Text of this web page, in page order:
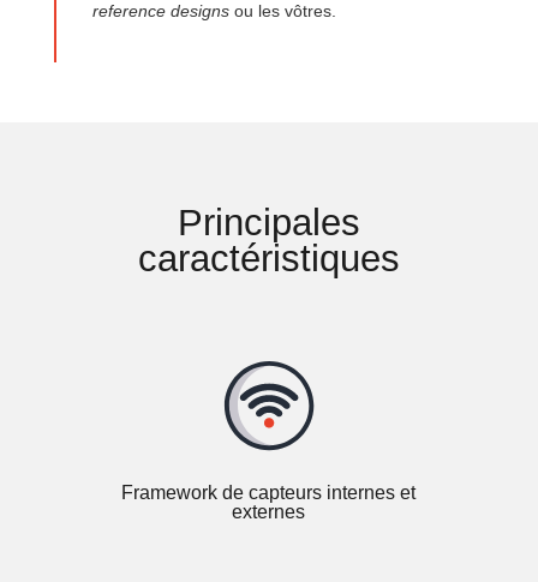
reference designsou les vôtres.
Principales
caractéristiques
Framework de capteurs internes et
externes